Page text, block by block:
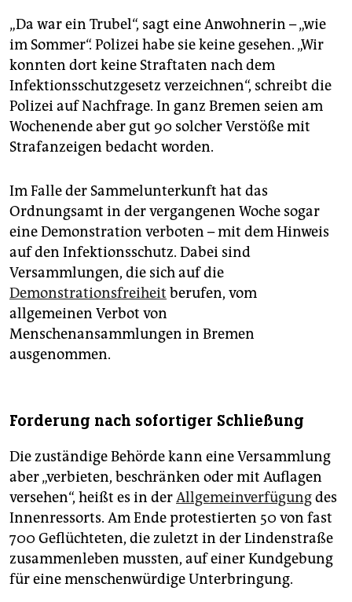
„Da war ein Trubel“, sagt eine Anwohnerin – „wie
im Sommer“. Polizei habe sie keine gesehen. „Wir
konnten dort keine Straftaten nach dem
Infektionsschutzgesetz verzeichnen“, schreibt die
Polizei auf Nachfrage. In ganz Bremen seien am
Wochenende aber gut 90 solcher Verstöße mit
Strafanzeigen bedacht worden.
Im Falle der Sammelunterkunft hat das
Ordnungsamt in der vergangenen Woche sogar
eine Demonstration verboten – mit dem Hinweis
auf den Infektionsschutz. Dabei sind
Versammlungen, die sich auf die
Demonstrationsfreiheit berufen, vom
allgemeinen Verbot von
Menschenansammlungen in Bremen
ausgenommen.
Forderung nach sofortiger Schließung
Die zuständige Behörde kann eine Versammlung
aber „verbieten, beschränken oder mit Auflagen
versehen“, heißt es in derAllgemeinverfügungdes
Innenressorts. Am Ende protestierten 50 von fast
700 Geflüchteten, die zuletzt in der Lindenstraße
zusammenleben mussten, auf einer Kundgebung
für eine menschenwürdige Unterbringung.